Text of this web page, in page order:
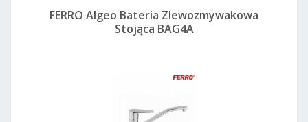
FERRO Algeo Bateria Zlewozmywakowa
Stojąca BAG4A